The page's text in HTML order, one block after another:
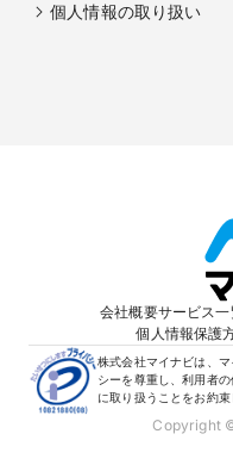
個人情報の取り扱い
会社概要サービス一
個人情報保護
株式会社マイナビは、
シーを尊重し、利用者
に取り扱うことをお約束
Copyright